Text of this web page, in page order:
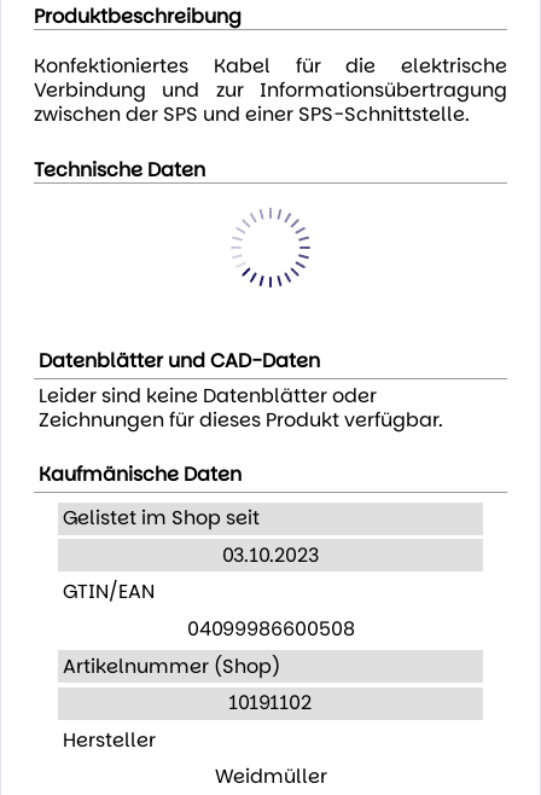
Produktbeschreibung
Konfektioniertes Kabel für die elektrische
Verbindung und zur Informationsübertragung
zwischen der SPS und einer SPS-Schnittstelle.
Technische Daten
Datenblätter und CAD-Daten
Leider sind keine Datenblätter oder
Zeichnungen für dieses Produkt verfügbar.
Kaufmänische Daten
Gelistet im Shop seit
03.10.2023
GTIN/EAN
04099986600508
Artikelnummer (Shop)
10191102
Hersteller
Weidmüller